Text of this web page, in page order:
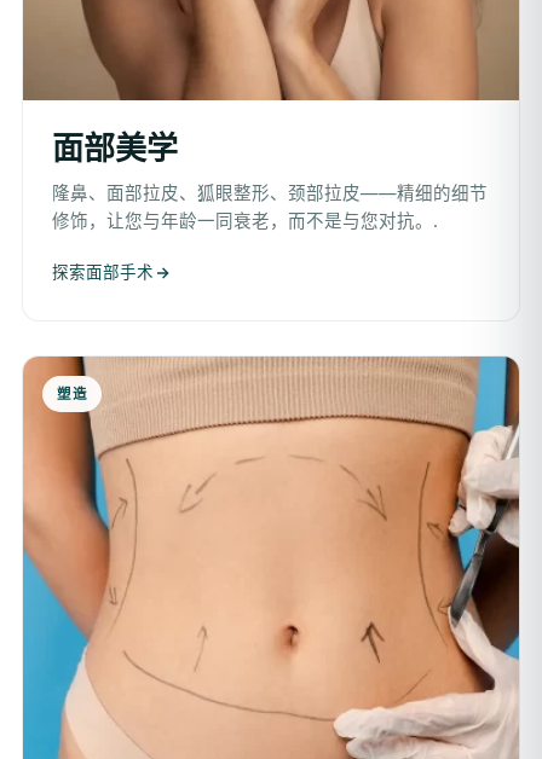
面部美学
隆鼻、面部拉皮、狐眼整形、颈部拉皮——精细的细节
修饰，让您与年龄一同衰老，而不是与您对抗。.
探索面部手术
塑造